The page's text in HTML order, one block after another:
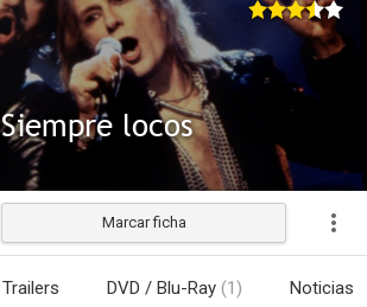
Siempre locos
Estrenada
Marcar ficha
Trailers DVD / Blu-Ray (1) Noticias